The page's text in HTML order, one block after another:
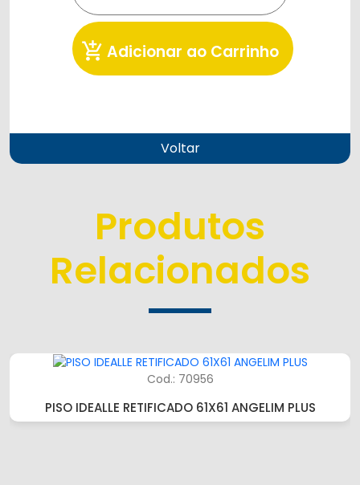
add_shopping_cart Adicionar ao Carrinho
Voltar
Produtos
Relacionados
Cod.: 70956
PISO IDEALLE RETIFICADO 61X61 ANGELIM PLUS